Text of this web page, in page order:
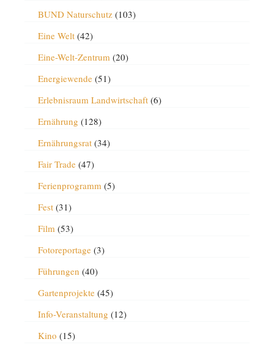
BUND Naturschutz(103)
Eine Welt(42)
Eine-Welt-Zentrum(20)
Energiewende(51)
Erlebnisraum Landwirtschaft(6)
Ernährung (128)
Ernährungsrat(34)
Fair Trade(47)
Ferienprogramm(5)
Fest(31)
Film(53)
Fotoreportage(3)
Führungen (40)
Gartenprojekte(45)
Info-Veranstaltung (12)
Kino (15)